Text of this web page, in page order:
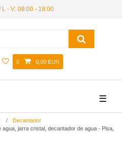
- V: 09:00 - 18:00
0 0,00 EUR
☰
Decantador
jarra cristal, decantador de agua - Pisa,